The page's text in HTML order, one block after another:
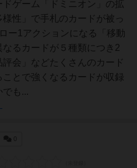
ゲーム「ドミニオン」の拡
性」で手札のカードが被っ
ー1アクションになる「移動
なるカードが５種類につき2
評会」などたくさんのカード
とで強くなるカードが収録
でも...